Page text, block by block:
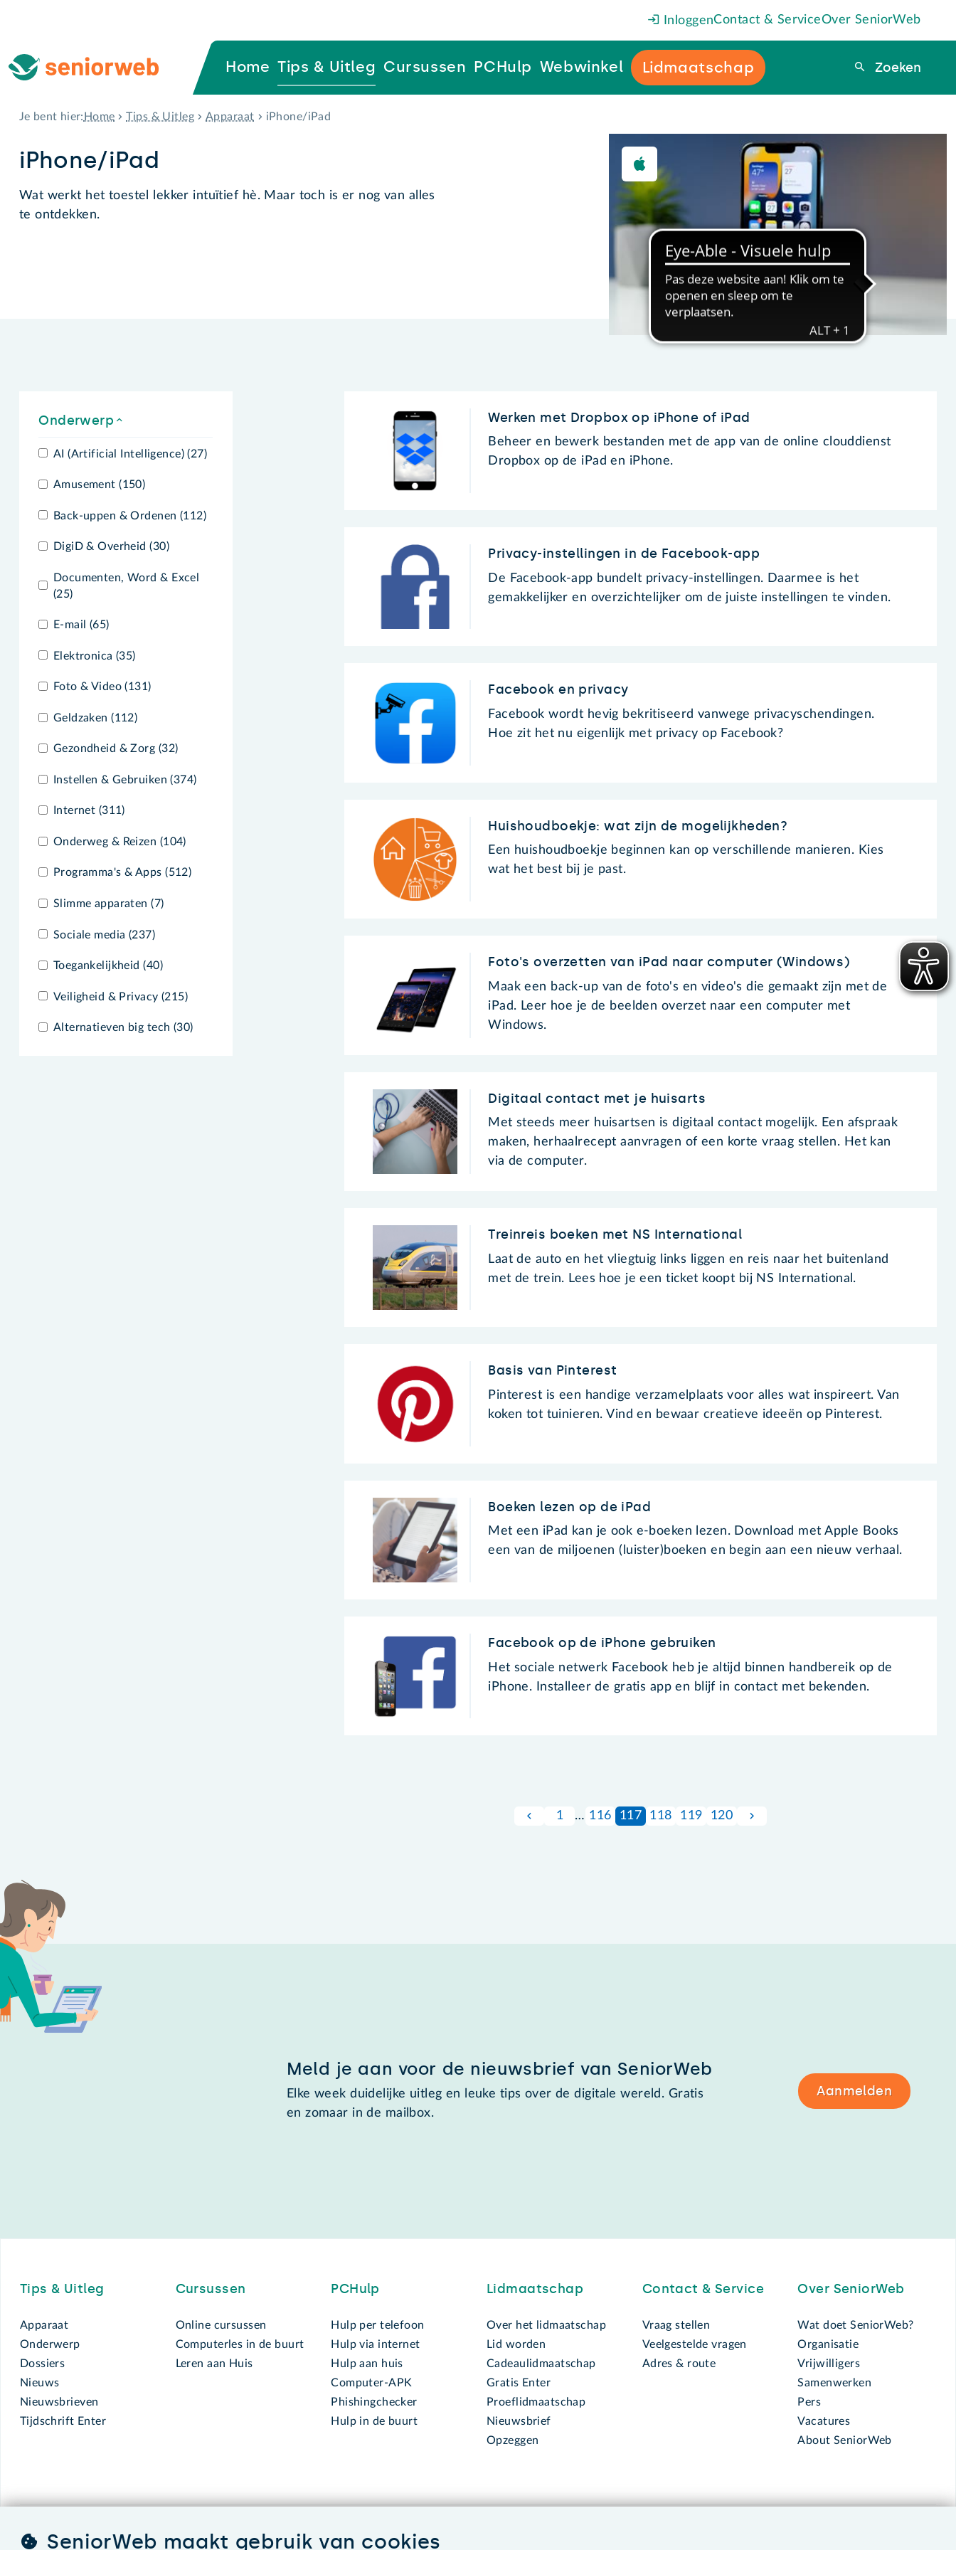
InloggenContact & ServiceOver SeniorWeb
Home Tips & Uitleg Cursussen PCHulp Webwinkel Lidmaatschap Zoeken
Zoeken
Je bent hier: Home Tips & Uitleg Apparaat iPhone/iPad
iPhone/iPad
Wat werkt het toestel lekker intuïtief hè. Maar toch is er nog van alles
te ontdekken.
Onderwerp
AI (Artificial Intelligence) (27)
Amusement (150)
Back-uppen & Ordenen (112)
DigiD & Overheid (30)
Documenten, Word & Excel
(25)
E-mail (65)
Elektronica (35)
Foto & Video (131)
Geldzaken (112)
Gezondheid & Zorg (32)
Instellen & Gebruiken (374)
Internet (311)
Onderweg & Reizen (104)
Programma's & Apps (512)
Slimme apparaten (7)
Sociale media (237)
Toegankelijkheid (40)
Veiligheid & Privacy (215)
Alternatieven big tech (30)
Werken met Dropbox op iPhone of iPad
Beheer en bewerk bestanden met de app van de online clouddienst
Dropbox op de iPad en iPhone.
Privacy-instellingen in de Facebook-app
De Facebook-app bundelt privacy-instellingen. Daarmee is het
gemakkelijker en overzichtelijker om de juiste instellingen te vinden.
Facebook en privacy
Facebook wordt hevig bekritiseerd vanwege privacyschendingen.
Hoe zit het nu eigenlijk met privacy op Facebook?
Huishoudboekje: wat zijn de mogelijkheden?
Een huishoudboekje beginnen kan op verschillende manieren. Kies
wat het best bij je past.
Foto's overzetten van iPad naar computer (Windows)
Maak een back-up van de foto's en video's die gemaakt zijn met de
iPad. Leer hoe je de beelden overzet naar een computer met
Windows.
Digitaal contact met je huisarts
Met steeds meer huisartsen is digitaal contact mogelijk. Een afspraak
maken, herhaalrecept aanvragen of een korte vraag stellen. Het kan
via de computer.
Treinreis boeken met NS International
Laat de auto en het vliegtuig links liggen en reis naar het buitenland
met de trein. Lees hoe je een ticket koopt bij NS International.
Basis van Pinterest
Pinterest is een handige verzamelplaats voor alles wat inspireert. Van
koken tot tuinieren. Vind en bewaar creatieve ideeën op Pinterest.
Boeken lezen op de iPad
Met een iPad kan je ook e-boeken lezen. Download met Apple Books
een van de miljoenen (luister)boeken en begin aan een nieuw verhaal.
Facebook op de iPhone gebruiken
Het sociale netwerk Facebook heb je altijd binnen handbereik op de
iPhone. Installeer de gratis app en blijf in contact met bekenden.
1 … 116 117 118 119 120
Meld je aan voor de nieuwsbrief van SeniorWeb
Elke week duidelijke uitleg en leuke tips over de digitale wereld. Gratis
en zomaar in de mailbox.
Aanmelden
Tips & Uitleg
Apparaat
Onderwerp
Dossiers
Nieuws
Nieuwsbrieven
Tijdschrift Enter
Cursussen
Online cursussen
Computerles in de buurt
Leren aan Huis
PCHulp
Hulp per telefoon
Hulp via internet
Hulp aan huis
Computer-APK
Phishingchecker
Hulp in de buurt
Lidmaatschap
Over het lidmaatschap
Lid worden
Cadeaulidmaatschap
Gratis Enter
Proeflidmaatschap
Nieuwsbrief
Opzeggen
Contact & Service
Vraag stellen
Veelgestelde vragen
Adres & route
Over SeniorWeb
Wat doet SeniorWeb?
Organisatie
Vrijwilligers
Samenwerken
Pers
Vacatures
About SeniorWeb
SeniorWeb.De computerhulp voor u.
SeniorWeb maakt gebruik van cookies